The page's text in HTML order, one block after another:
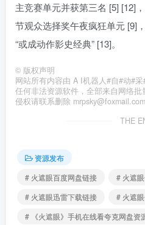
主竞赛单元并获第三名 [5] [12]
节观众选择奖午夜疯狂单元 [9]
“或成动作影史经典” [13]。
© 版权声明
网站所有内容由 A I机器人#自#动#
任何非法资源软件，全部来自网络
侵权请联系删除 mrpsky@foxmail.com
THE
资源发布
# 火遮眼百度网盘链接
# 火遮
# 火遮眼迅雷下载链接
# 火遮
# 《火遮眼》手机在线看夸克网盘资